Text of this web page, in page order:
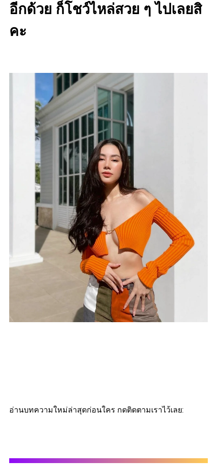
อีกด้วย ก็โชว์ไหล่สวย ๆ ไปเลยสิ
คะ
อ่านบทความใหม่ล่าสุดก่อนใคร กดติดตามเราไว้เลย: